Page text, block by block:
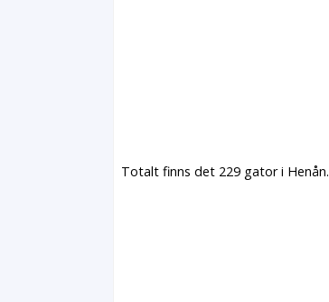
Totalt finns det 229 gator i Henån.